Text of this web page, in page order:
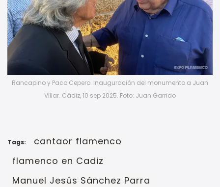
Rancapino y Paco Cepero. Inauguración del monumento a Juan
Villar. Cádiz, 10 sep 2025. Foto: Juan Garrido
Tags:
cantaor flamenco
flamenco en Cadiz
Manuel Jesús Sánchez Parra